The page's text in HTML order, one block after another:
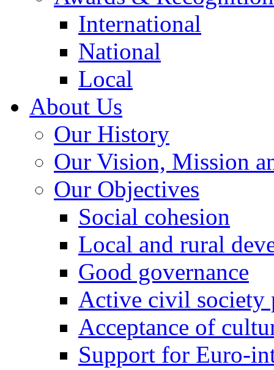
International
National
Local
About Us
Our History
Our Vision, Mission
Our Objectives
Social cohesion
Local and rural
Good governance
Active civil society
Acceptance of
Support for Euro-